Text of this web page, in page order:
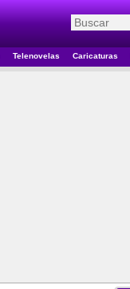
Telenovelas Caricaturas